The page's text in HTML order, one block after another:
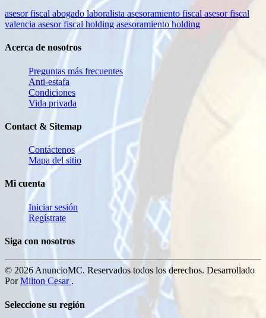
asesor fiscal abogado laboralista asesoramiento fiscal asesor fiscal
valencia asesor fiscal holding asesoramiento holding
Acerca de nosotros
Preguntas más frecuentes
Anti-estafa
Condiciones
Vida privada
Contact & Sitemap
Contáctenos
Mapa del sitio
Mi cuenta
Iniciar sesión
Regístrate
Siga con nosotros
© 2026 AnuncioMC. Reservados todos los derechos. Desarrollado
PorMilton Cesar .
Seleccione su región